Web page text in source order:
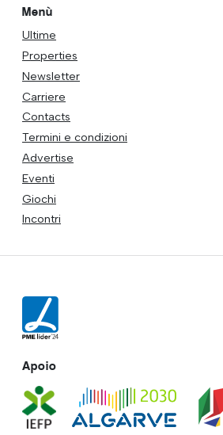
Menù
Ultime
Properties
Newsletter
Carriere
Contacts
Termini e condizioni
Advertise
Eventi
Giochi
Incontri
Apoio